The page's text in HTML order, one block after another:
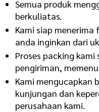
Semua produk
berkuliatas.
Kami siap
anda inginkan dari
Proses packing
pengiriman,
Kami mengucapkan
kunjungan dan
perusahaan kami.